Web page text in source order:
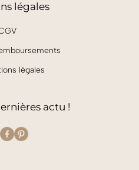
légales
légales
actu !